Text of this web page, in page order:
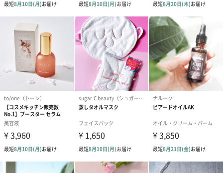
ラッピング
ギフトラッピングを施してお届けいたします。
コットン巾着 【誕生
コットン巾着 【誕生
ク）M（550円）
コットン巾着